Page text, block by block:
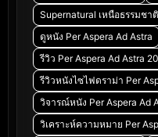
Supernatural เหนือธรรมชาติ
ดูหนัง Per Aspera Ad Astra
รีวิว Per Aspera Ad Astra
รีวิวหนังไซไฟดราม่า Per
วิจารณ์หนัง Per Aspera Ad
วิเคราะห์ความหมาย Per